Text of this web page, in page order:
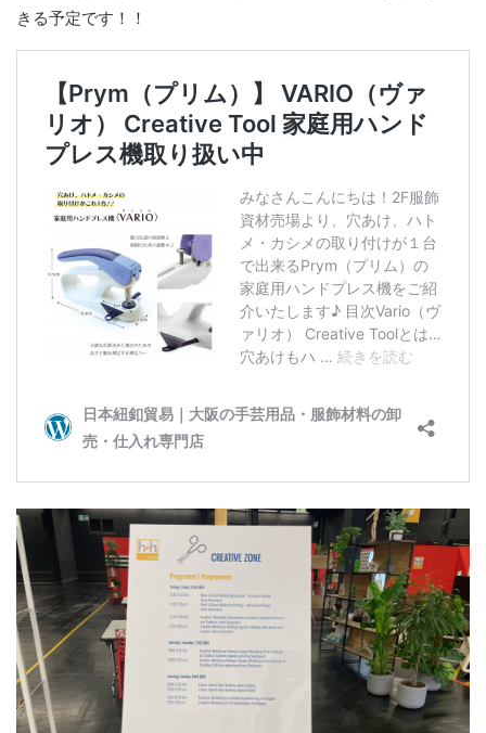
きる予定です！！